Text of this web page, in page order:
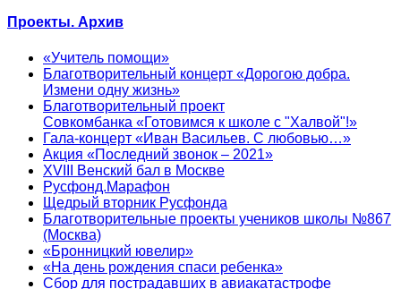
Проекты. Архив
«Учитель помощи»
Благотворительный концерт «Дорогою добра.
Измени одну жизнь»
Благотворительный проект
Совкомбанка «Готовимся к школе с "Халвой"!»
Гала-концерт «Иван Васильев. С любовью…»
Акция «Последний звонок – 2021»
XVIII Венский бал в Москве
Русфонд.Марафон
Щедрый вторник Русфонда
Благотворительные проекты учеников школы №867
(Москва)
«Бронницкий ювелир»
«На день рождения спаси ребенка»
Сбор для пострадавших в авиакатастрофе